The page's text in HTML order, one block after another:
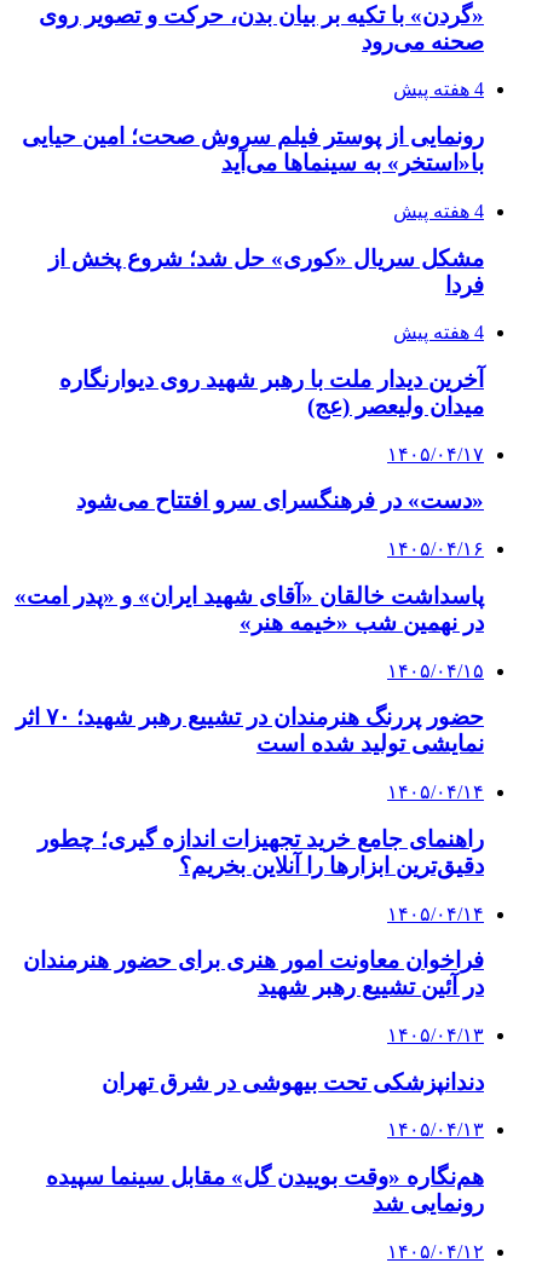
«گردن» با تکیه بر بیان بدن، حرکت و تصویر روی
صحنه می‌رود
4 هفته پیش
رونمایی از پوستر فیلم سروش صحت؛ امین حیایی
با«استخر» به سینماها می‌آید
4 هفته پیش
مشکل سریال «کوری» حل شد؛ شروع پخش از
فردا
4 هفته پیش
آخرین دیدار ملت با رهبر شهید روی دیوارنگاره
میدان ولیعصر (عج)
۱۴۰۵/۰۴/۱۷
«دست» در فرهنگسرای سرو افتتاح می‌شود
۱۴۰۵/۰۴/۱۶
پاسداشت خالقان «آقای شهید ایران» و «پدر امت»
در نهمین شب «خیمه هنر»
۱۴۰۵/۰۴/۱۵
حضور پررنگ هنرمندان در تشییع رهبر شهید؛ ۷۰ اثر
نمایشی تولید شده است
۱۴۰۵/۰۴/۱۴
راهنمای جامع خرید تجهیزات اندازه گیری؛ چطور
دقیق‌ترین ابزارها را آنلاین بخریم؟
۱۴۰۵/۰۴/۱۴
فراخوان معاونت امور هنری برای حضور هنرمندان
در آئین تشییع رهبر شهید
۱۴۰۵/۰۴/۱۳
دندانپزشکی تحت بیهوشی در شرق تهران
۱۴۰۵/۰۴/۱۳
هم‌نگاره «وقت بوییدن گل» مقابل سینما سپیده
رونمایی شد
۱۴۰۵/۰۴/۱۲